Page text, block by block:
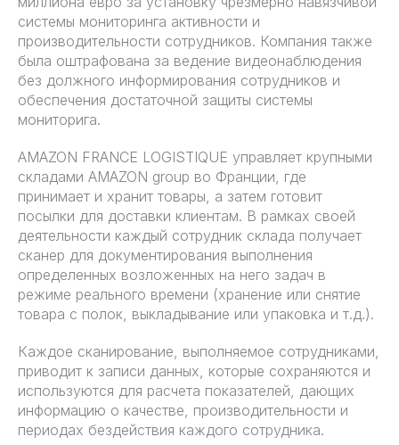
системы мониторинга активности и
производительности сотрудников. Компания также
была оштрафована за ведение видеонаблюдения
без должного информирования сотрудников и
обеспечения достаточной защиты системы
мониторига.
AMAZON FRANCE LOGISTIQUE управляет крупными
складами AMAZON group во Франции, где
принимает и хранит товары, а затем готовит
посылки для доставки клиентам. В рамках своей
деятельности каждый сотрудник склада получает
сканер для документирования выполнения
определенных возложенных на него задач в
режиме реального времени (хранение или снятие
товара с полок, выкладывание или упаковка и т.д.).
Каждое сканирование, выполняемое сотрудниками,
приводит к записи данных, которые сохраняются и
используются для расчета показателей, дающих
информацию о качестве, производительности и
периодах бездействия каждого сотрудника.